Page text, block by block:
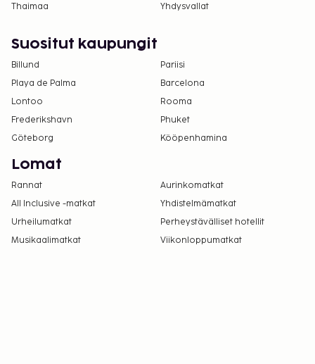
Thaimaa
Yhdysvallat
Suositut kaupungit
Billund
Pariisi
Playa de Palma
Barcelona
Lontoo
Rooma
Frederikshavn
Phuket
Göteborg
Kööpenhamina
Lomat
Rannat
Aurinkomatkat
All Inclusive -matkat
Yhdistelmämatkat
Urheilumatkat
Perheystävälliset hotellit
Musikaalimatkat
Viikonloppumatkat